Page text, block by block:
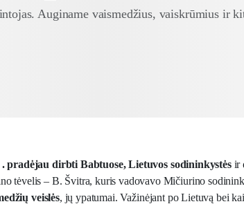
Auginame vaismedžius, vaiskrūmius ir
. pradėjau dirbti Babtuose, Lietuvos sodininkystės ir
tėvelis – B. Švitra, kuris vadovavo Mičiurino
veislės, jų ypatumai. Važinėjant po Lietuvą bei